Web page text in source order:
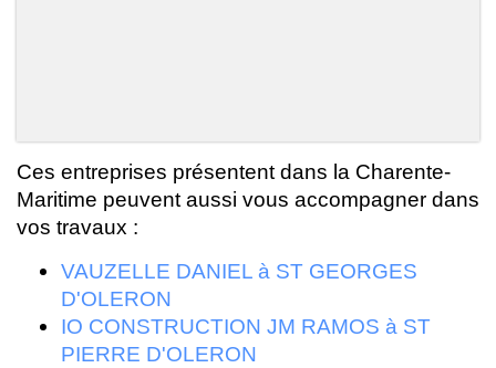
Ces entreprises présentent dans la Charente-
Maritime peuvent aussi vous accompagner dans
vos travaux :
VAUZELLE DANIEL à ST GEORGES
D'OLERON
IO CONSTRUCTION JM RAMOS à ST
PIERRE D'OLERON